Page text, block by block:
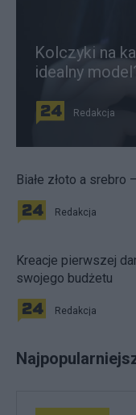
Kolczyki na
idealny
Redakcja
Białe złoto a srebro
Redakcja
Kreacje pierwszej
swojego budżetu
Redakcja